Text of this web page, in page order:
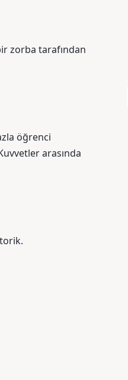
zorba tarafından
öğrenci
arasında